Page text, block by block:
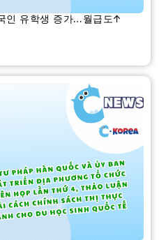
인 유학생 증가…월급도↑